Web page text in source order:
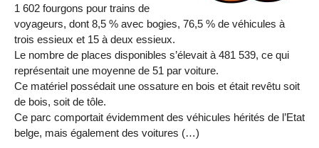
1 602 fourgons pour trains de
voyageurs, dont 8,5 % avec bogies, 76,5 % de véhicules à
trois essieux et 15 à deux essieux.
Le nombre de places disponibles s’élevait à 481 539, ce qui
représentait une moyenne de 51 par voiture.
Ce matériel possédait une ossature en bois et était revêtu soit
de bois, soit de tôle.
Ce parc comportait évidemment des véhicules hérités de l’Etat
belge, mais également des voitures (…)